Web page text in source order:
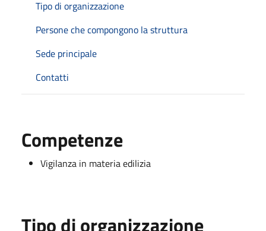
Tipo di organizzazione
Persone che compongono la struttura
Sede principale
Contatti
Competenze
Vigilanza in materia edilizia
Tipo di organizzazione